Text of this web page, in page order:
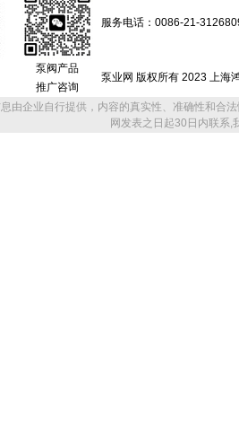
服务电话：0086-21-
泵阀产品
推广咨询
泵业网 版权所有 2023 上海
由企业自行提供，内容的真实性、准确性和合
网发表之日起30日内联系,